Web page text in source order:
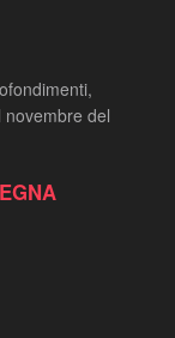
del